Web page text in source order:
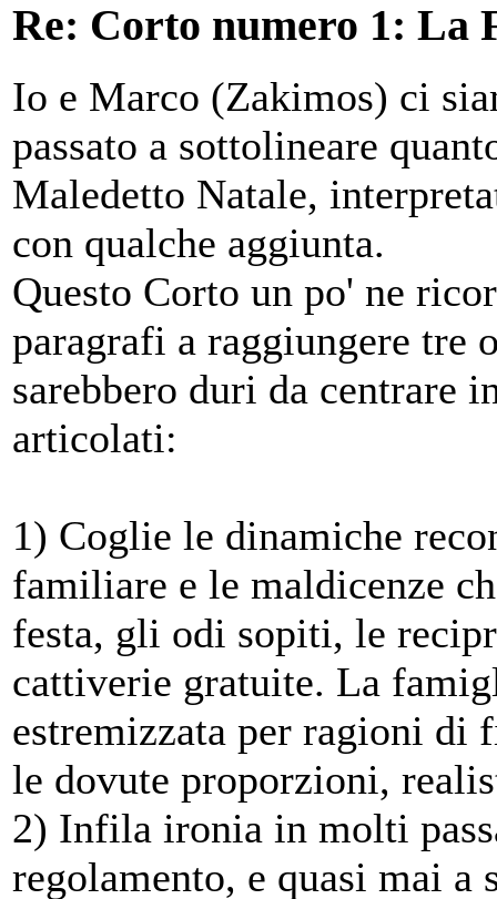
Re: Corto numero 1: La
Io e Marco (Zakimos) ci
passato a sottolineare
Maledetto Natale,
con qualche aggiunta.
Questo Corto un po' ne
paragrafi a raggiungere tre
sarebbero duri da centrare
articolati:
1) Coglie le dinamiche
familiare e le maldicenze
festa, gli odi sopiti, le
cattiverie gratuite. La
estremizzata per ragioni di
le dovute proporzioni,
2) Infila ironia in molti
regolamento, e quasi mai a